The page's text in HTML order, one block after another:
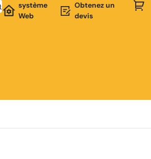
système
Web
Obtenez un
devis